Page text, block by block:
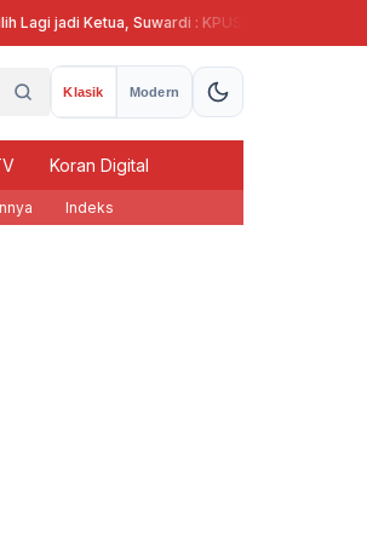
jadi Ketua, Suwardi : KPUS Kendal Siap
Klasik Modern
Koran Digital
Indeks